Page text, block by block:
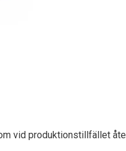
vid produktionstillfället